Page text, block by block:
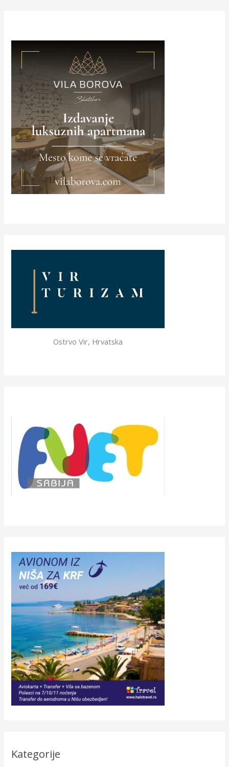
Ostrvo Vir, Hrvatska
Kategorije